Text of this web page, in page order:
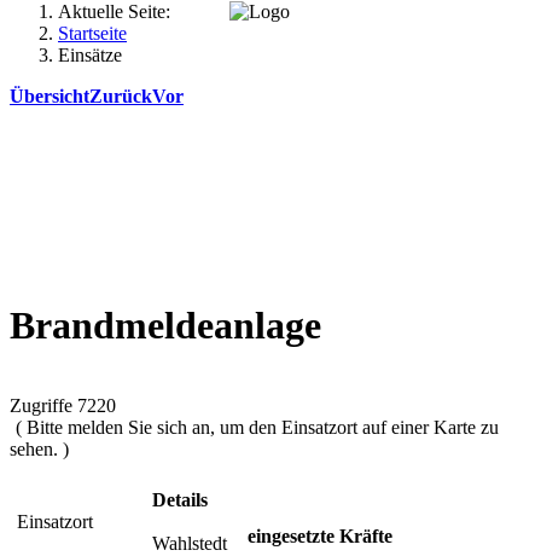
Aktuelle Seite:
Startseite
Einsätze
ÜbersichtZurückVor
Brandmeldeanlage
Zugriffe 7220
( Bitte melden Sie sich an, um den Einsatzort auf einer Karte zu
sehen. )
Einsatzort
Details
Wahlstedt
eingesetzte Kräfte